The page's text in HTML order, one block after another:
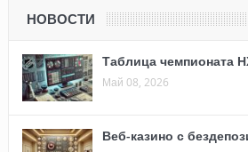
НОВОСТИ
Таблица чемпионата
Май 08, 2026
Веб-казино с